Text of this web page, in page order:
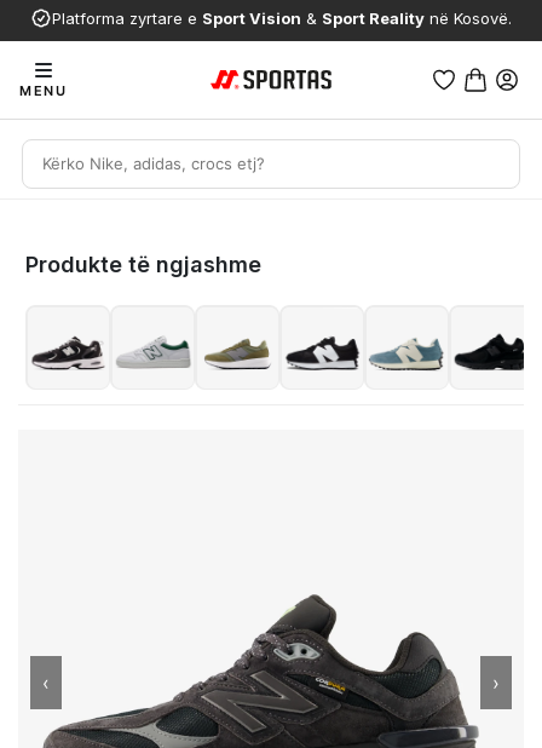
Platforma zyrtare e Sport Vision & Sport Reality në Kosovë.
MENU
Produkte të ngjashme
‹ ›